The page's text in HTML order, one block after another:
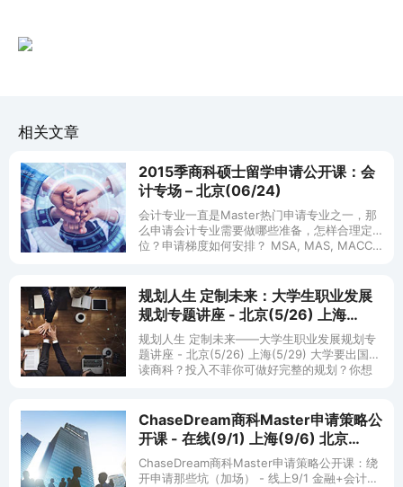
相关文章
2015季商科硕士留学申请公开课：会
计专场 – 北京(06/24)
会计专业一直是Master热门申请专业之一，那
么申请会计专业需要做哪些准备，怎样合理定
位？申请梯度如何安排？ MSA, MAS, MACC…
规划人生 定制未来：大学生职业发展
规划专题讲座 - 北京(5/26) 上海
(5/29)
规划人生 定制未来——大学生职业发展规划专
题讲座 - 北京(5/26) 上海(5/29) 大学要出国要
读商科？投入不菲你可做好完整的规划？你想
ChaseDream商科Master申请策略公
开课 - 在线(9/1) 上海(9/6) 北京
(9/8)
ChaseDream商科Master申请策略公开课：绕
开申请那些坑（加场） - 线上9/1 金融+会计